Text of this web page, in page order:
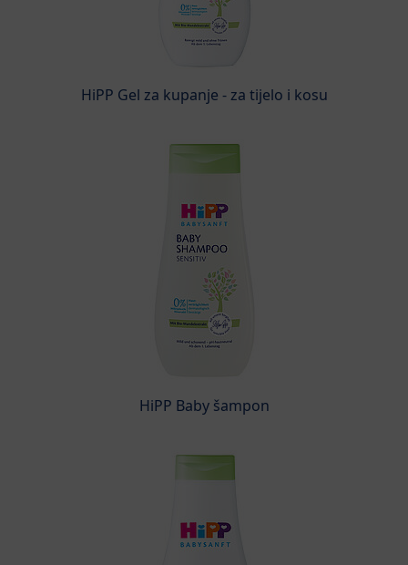
HiPP Gel za kupanje - za tijelo i kosu
HiPP Baby šampon